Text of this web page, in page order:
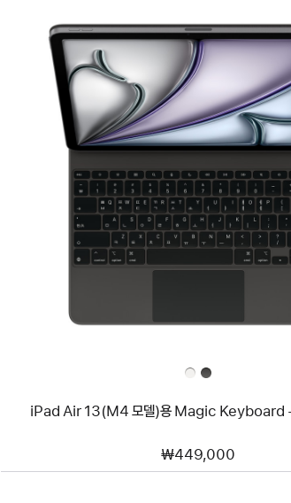
이전
이미지
-
iPad
Air
13(M4
모델)
용
한국어
iPad Air 13(M4 모델)용 Magic Keyboard -
₩449,000